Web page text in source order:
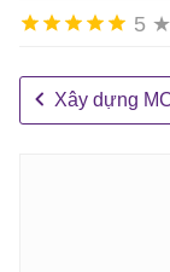
5 ★